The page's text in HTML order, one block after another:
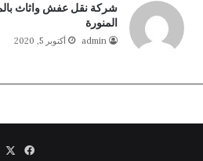
شركة نقل عفش واثاث
المنورة
admin أكتوبر 5, 2020